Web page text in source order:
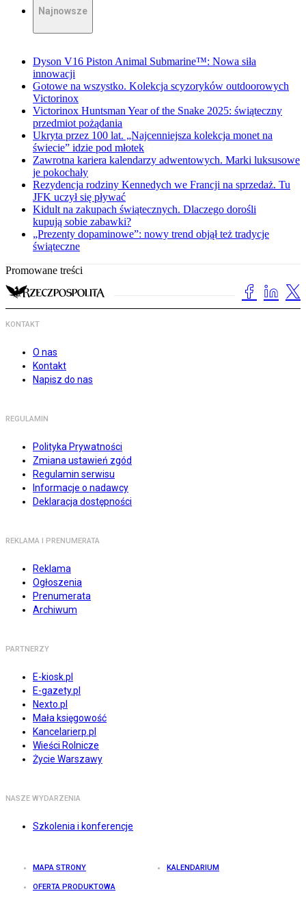
Najnowsze
Dyson V16 Piston Animal Submarine™: Nowa siła
innowacji
Gotowe na wszystko. Kolekcja scyzoryków outdoorowych
Victorinox
Victorinox Huntsman Year of the Snake 2025: świąteczny
przedmiot pożądania
Ukryta przez 100 lat. „Najcenniejsza kolekcja monet na
świecie” idzie pod młotek
Zawrotna kariera kalendarzy adwentowych. Marki luksusowe
je pokochały
Rezydencja rodziny Kennedych we Francji na sprzedaż. Tu
JFK uczył się pływać
Kidult na zakupach świątecznych. Dlaczego dorośli
kupują sobie zabawki?
„Prezenty dopaminowe”: nowy trend objął też tradycje
świąteczne
Promowane treści
KONTAKT
O nas
Kontakt
Napisz do nas
REGULAMIN
Polityka Prywatności
Zmiana ustawień zgód
Regulamin serwisu
Informacje o nadawcy
Deklaracja dostępności
REKLAMA I PRENUMERATA
Reklama
Ogłoszenia
Prenumerata
Archiwum
PARTNERZY
E-kiosk.pl
E-gazety.pl
Nexto.pl
Mała księgowość
Kancelarierp.pl
Wieści Rolnicze
Życie Warszawy
NASZE WYDARZENIA
Szkolenia i konferencje
MAPA STRONY KALENDARIUM
OFERTA PRODUKTOWA